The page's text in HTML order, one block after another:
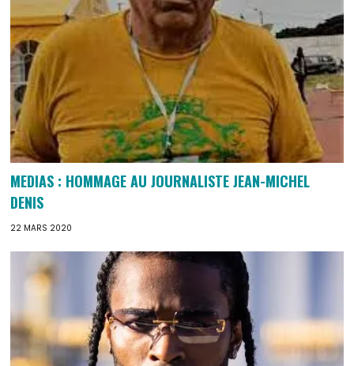
MEDIAS : HOMMAGE AU JOURNALISTE JEAN-MICHEL
DENIS
22 MARS 2020